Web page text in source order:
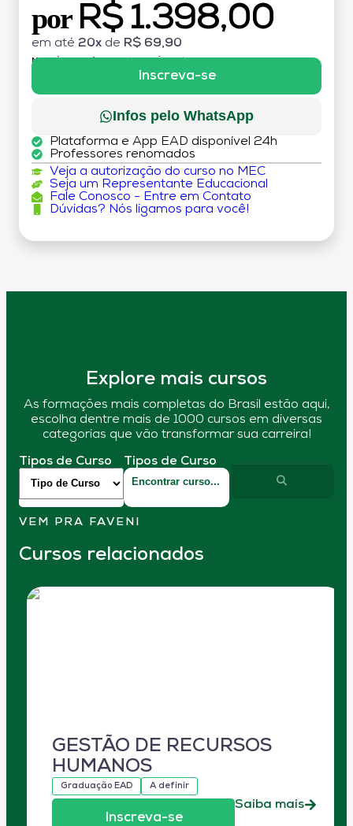
por R$ 1.398,00
em até 20x de R$ 69,90
MATRÍCULA:
Inscreva-se
Infos pelo WhatsApp
Plataforma e App EAD disponível 24h
Professores renomados
Veja a autorização do curso no MEC
Seja um Representante Educacional
Fale Conosco - Entre em Contato
Dúvidas? Nós ligamos para você!
Explore mais cursos
As formações mais completas do Brasil estão aqui,
escolha dentre mais de 1000 cursos em diversas
categorias que vão transformar sua carreira!
Tipos de Curso Tipos de Curso
VEM PRA FAVENI
Cursos relacionados
GESTÃO DE RECURSOS
HUMANOS
Graduação EAD A definir
Inscreva-se
Saiba mais